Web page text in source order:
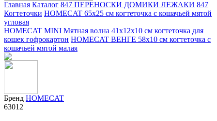
Главная Каталог 847 ПЕРЕНОСКИ ДОМИКИ ЛЕЖАКИ 847
Когтеточки HOMECAT 65х25 см когтеточка с кошачьей мятой
угловая
HOMECAT MINI Мятная волна 41х12х10 см когтеточка для
кошек гофрокартон HOMECAT ВЕНГЕ 58х10 см когтеточка с
кошачьей мятой малая
Бренд HOMECAT
63012